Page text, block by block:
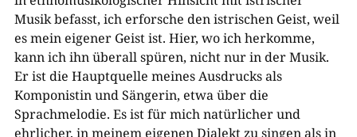
Musik befasst, ich erforsche den istrischen Geist, weil
es mein eigener Geist ist. Hier, wo ich herkomme,
kann ich ihn überall spüren, nicht nur in der Musik.
Er ist die Hauptquelle meines Ausdrucks als
Komponistin und Sängerin, etwa über die
Sprachmelodie. Es ist für mich natürlicher und
ehrlicher, in meinem eigenen Dialekt zu singen als in